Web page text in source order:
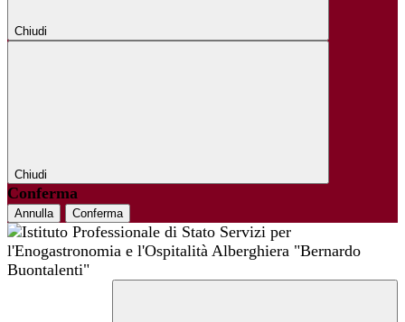
Chiudi
Chiudi
Conferma
Annulla Conferma